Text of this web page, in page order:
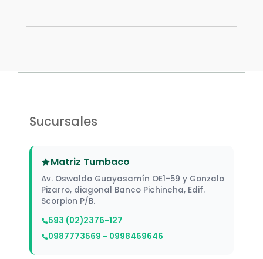
Sucursales
Matriz Tumbaco
Av. Oswaldo Guayasamín OE1-59 y Gonzalo
Pizarro, diagonal Banco Pichincha, Edif.
Scorpion P/B.
593 (02)2376-127
0987773569 - 0998469646